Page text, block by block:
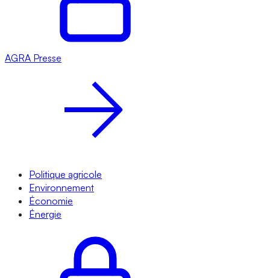
AGRA Presse
Politique agricole
Environnement
Économie
Énergie